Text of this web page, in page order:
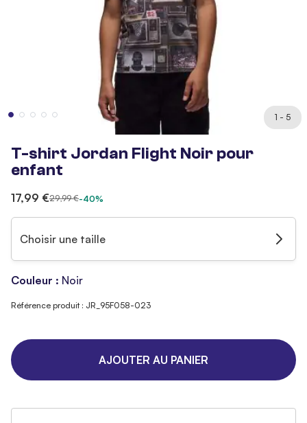
1 - 5
T-shirt Jordan Flight Noir pour
enfant
17,99 €29,99 €-40%
Choisir une taille
Couleur : Noir
Référence produit : JR_95F058-023
AJOUTER AU PANIER